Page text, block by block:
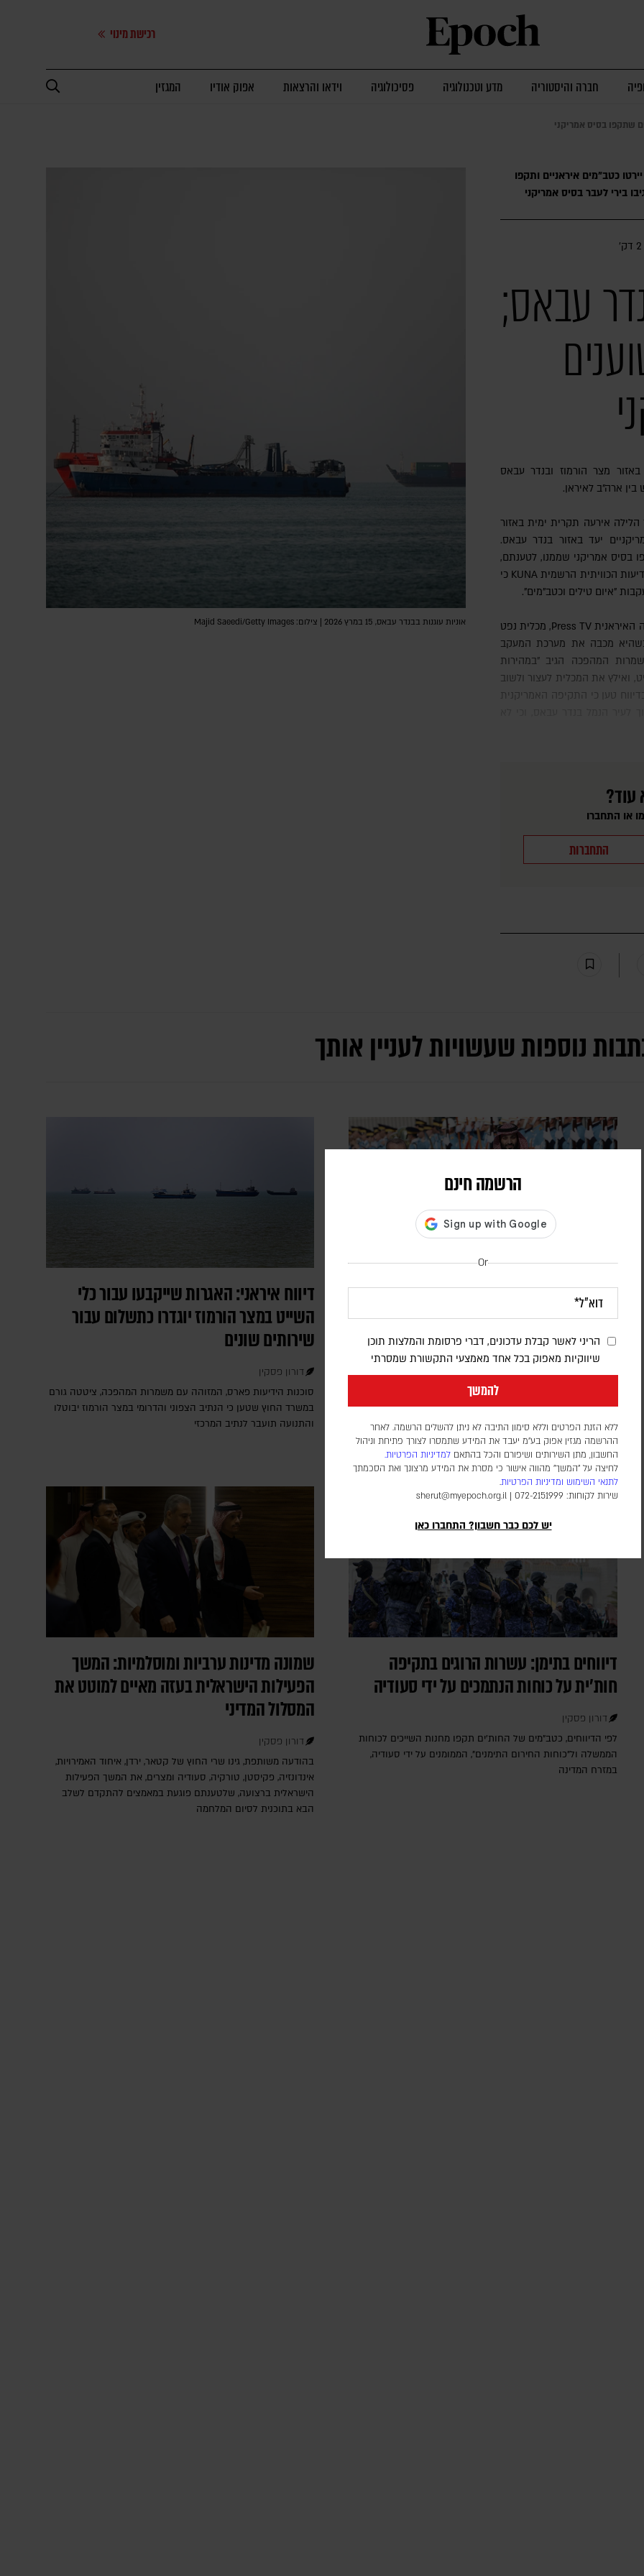
רכישת מינוי
חברה והיסטוריה מדע וטכנולוגיה פסיכולוגיה וידאו והרצאות אפוק אודיו המגזין
הרשמה חינם
Or
הריני לאשר קבלת עדכונים, דברי פרסומת והמלצות תוכן
שיווקיות מאפוק בכל אחד מאמצעי התקשורת שמסרתי
להמשך
ללא הזנת הפרטים וללא סימון התיבה לא ניתן להשלים הרשמה. לאחר
ההרשמה מגזין אפוק בע״מ יעבד את המידע שתמסרו לצורך פתיחת וניהול
החשבון, מתן השירותים ושיפורם והכל בהתאם למדיניות הפרטיות.
לחיצה על "המשך" מהווה אישור כי מסרת את המידע מרצונך ואת הסכמתך
לתנאי השימוש ומדיניות הפרטיות.
שירות לקוחות: 072-2151999 |
sherut@myepoch.org.il
יש לכם כבר חשבון? התחברו כאן
שתקפו בסיס אמריקני
כטב"מים איראניים ותקפו
בירי לעבר בסיס אמריקני
2 דק׳
עבאס;
מצר הורמוז ובנדר עבאס
ארה"ב לאיראן.
הלילה אירעה תקרית ימית באזור
יעד באזור בנדר עבאס.
בסיס אמריקני שממנו, לטענתם,
יצאה התקיפה. במקביל דיווחה סוכנות הידיעות הכוויתית הרשמית KUNA כי
"איום טילים וכטב"מים".
כשהיא מכבה את מערכת המעקב
המהפכה הגיב "במהירות
ואילץ את המכלית לעצור ולשוב
טען כי התקיפה האמריקנית
עוד?
או התחברו
התחברות
אוניות עוגנות בבנדר עבאס, 15 במרץ 2026 | צילום: Majid Saeedi/Getty Images
נוספות שעשויות לעניין אותך
דיווחים: סעודיה, טורקיה ופקיסטן יחתמו
היום על הסכם הגנה משותף
דורון פסקין
במפגש בין מנהיגי שלוש המדינות. גורם שצוטט בסוכנות הידיעות
AFP טען כי המגעים בנושא נמשכו זמן רב, אך ההתפתחויות
ההסכם
דיווח איראני: האגרות שייקבעו עבור כלי
השייט במצר הורמוז יוגדרו כתשלום עבור
שירותים שונים
דורון פסקין
סוכנות הידיעות פארס, המזוהה עם משמרות המהפכה, ציטטה גורם
במשרד החוץ שטען כי הנתיב הצפוני והדרומי במצר הורמוז יבוטלו
והתנועה תועבר לנתיב המרכזי
דיווחים בתימן: עשרות הרוגים בתקיפה
חות'ית על כוחות הנתמכים על ידי סעודיה
דורון פסקין
לפי הדיווחים, כטב"מים של החות'ים תקפו מחנות השייכים לכוחות
הממשלה ול"כוחות החירום התימנים", הממומנים על ידי סעודיה,
במזרח המדינה
שמונה מדינות ערביות ומוסלמיות: המשך
הפעילות הישראלית בעזה מאיים למוטט את
המסלול המדיני
דורון פסקין
בהודעה משותפת, גינו שרי החוץ של קטאר, ירדן, איחוד האמירויות,
אינדונזיה, פקיסטן, טורקיה, סעודיה ומצרים, את המשך הפעילות
הישראלית ברצועה, שלטענתם פוגעת במאמצים להתקדם לשלב
הבא בתוכנית לסיום המלחמה